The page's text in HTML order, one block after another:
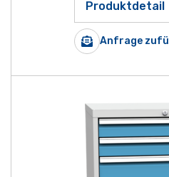
Produktdetail
Anfrage